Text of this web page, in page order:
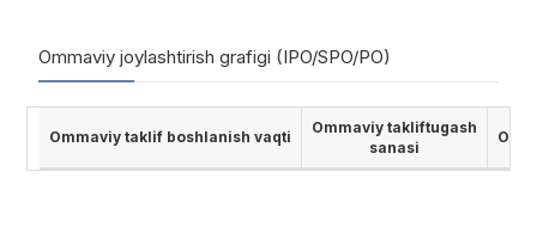
Ommaviy joylashtirish grafigi (IPO/SPO/PO)
Ommaviy taklif boshlanish vaqti
Ommaviy takliftugash
sanasi